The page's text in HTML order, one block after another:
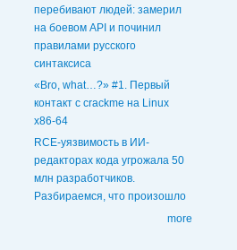
перебивают людей: замерил
на боевом API и починил
правилами русского
синтаксиса
«Bro, what…?» #1. Первый
контакт с crackme на Linux
x86-64
RCE-уязвимость в ИИ-
редакторах кода угрожала 50
млн разработчиков.
Разбираемся, что произошло
more